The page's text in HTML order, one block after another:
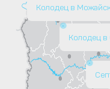
Колодец
Колодец в